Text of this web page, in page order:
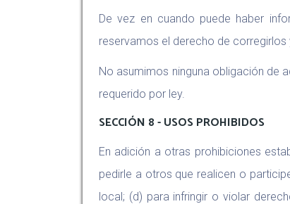
De vez en cuando puede haber
reservamos el derecho de
No asumimos ninguna obligación de
requerido por ley.
SECCIÓN 8 - USOS PROHIBIDOS
En adición a otras prohibiciones
pedirle a otros que realicen o
local; (d) para infringir o violar